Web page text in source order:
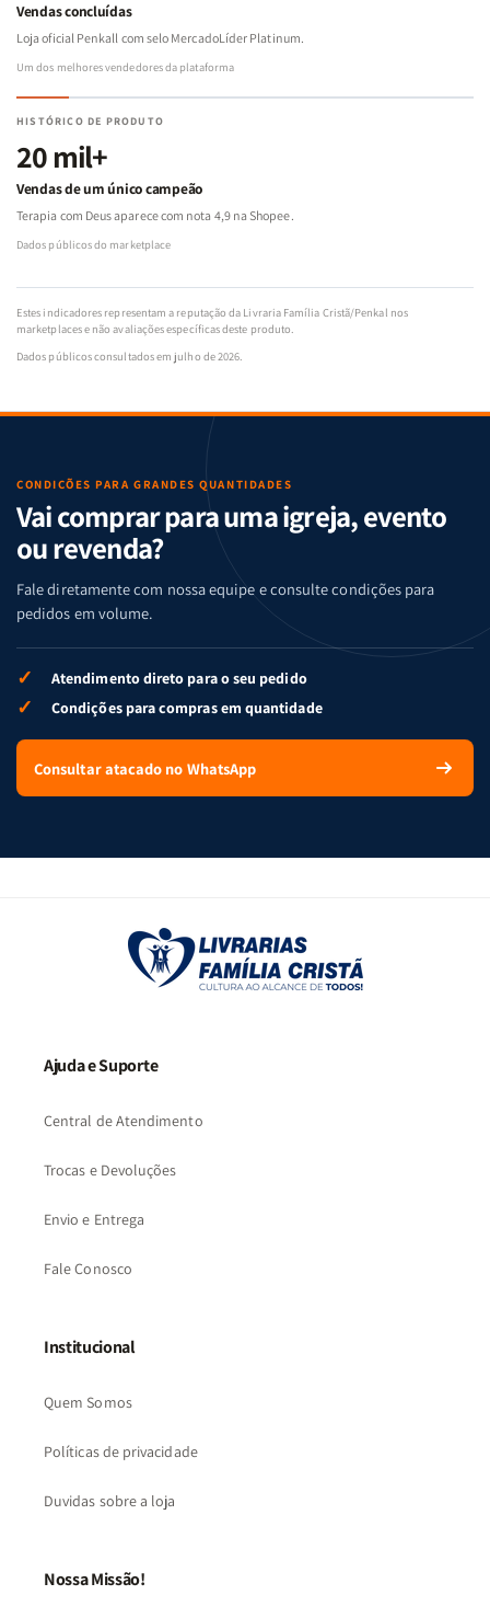
Vendas concluídas
Loja oficial Penkall com selo MercadoLíder Platinum.
Um dos melhores vendedores da plataforma
HISTÓRICO DE PRODUTO
20 mil+
Vendas de um único campeão
Terapia com Deus aparece com nota 4,9 na Shopee.
Dados públicos do marketplace
Estes indicadores representam a reputação da Livraria Família Cristã/Penkal nos
marketplaces e não avaliações específicas deste produto.
Dados públicos consultados em julho de 2026.
CONDIÇÕES PARA GRANDES QUANTIDADES
Vai comprar para uma igreja, evento
ou revenda?
Fale diretamente com nossa equipe e consulte condições para
pedidos em volume.
✓ Atendimento direto para o seu pedido
✓ Condições para compras em quantidade
Consultar atacado no WhatsApp
Ajuda e Suporte
Central de Atendimento
Trocas e Devoluções
Envio e Entrega
Fale Conosco
Institucional
Quem Somos
Políticas de privacidade
Duvidas sobre a loja
Nossa Missão!